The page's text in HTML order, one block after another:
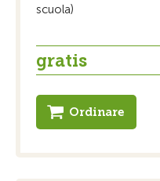
scuola)
gratis
Ordinare